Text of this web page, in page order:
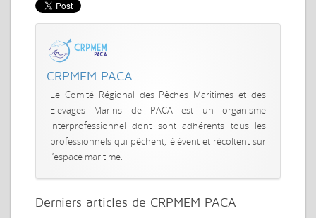
CRPMEM PACA
Le Comité Régional des Pêches Maritimes et des
Elevages Marins de PACA est un organisme
interprofessionnel dont sont adhérents tous les
professionnels qui pêchent, élèvent et récoltent sur
l’espace maritime.
Derniers articles de CRPMEM PACA